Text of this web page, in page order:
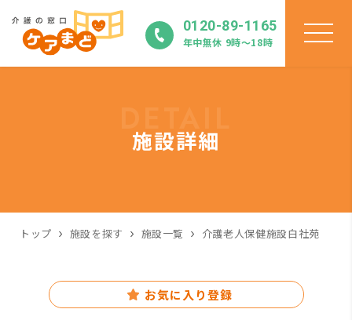
0120-89-1165
年中無休 9時〜18時
施設詳細
トップ 施設を探す 施設一覧 介護老人保健施設白社苑
お気に入り登録